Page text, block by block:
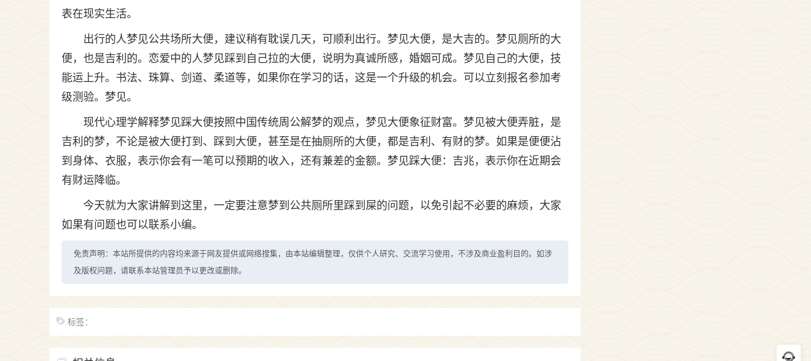
表在现实生活。
出行的人梦见公共场所大便，建议稍有耽误几天，可顺利出行。梦见大便，是大吉的。梦见厕所的大
便，也是吉利的。恋爱中的人梦见踩到自己拉的大便，说明为真诚所感，婚姻可成。梦见自己的大便，技
能运上升。书法、珠算、剑道、柔道等，如果你在学习的话，这是一个升级的机会。可以立刻报名参加考
级测验。梦见。
现代心理学解释梦见踩大便按照中国传统周公解梦的观点，梦见大便象征财富。梦见被大便弄脏，是
吉利的梦，不论是被大便打到、踩到大便，甚至是在抽厕所的大便，都是吉利、有财的梦。如果是便便沾
到身体、衣服，表示你会有一笔可以预期的收入，还有兼差的金额。梦见踩大便：吉兆，表示你在近期会
有财运降临。
今天就为大家讲解到这里，一定要注意梦到公共厕所里踩到屎的问题，以免引起不必要的麻烦，大家
如果有问题也可以联系小编。
免责声明：本站所提供的内容均来源于网友提供或网络搜集，由本站编辑整理，仅供个人研究、交流学习使用，不涉及商业盈利目的。如涉
及版权问题，请联系本站管理员予以更改或删除。
标签：